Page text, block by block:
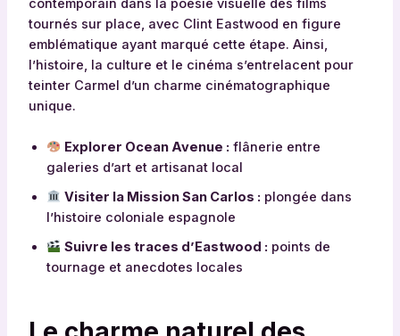
contemporain dans la poésie visuelle des films
tournés sur place, avec Clint Eastwood en figure
emblématique ayant marqué cette étape. Ainsi,
l’histoire, la culture et le cinéma s’entrelacent pour
teinter Carmel d’un charme cinématographique
unique.
Explorer Ocean Avenue : flânerie entre
galeries d’art et artisanat local
Visiter la Mission San Carlos : plongée dans
l’histoire coloniale espagnole
Suivre les traces d’Eastwood : points de
tournage et anecdotes locales